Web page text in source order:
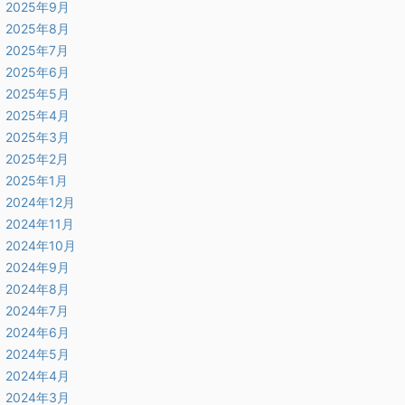
2025年9月
2025年8月
2025年7月
2025年6月
2025年5月
2025年4月
2025年3月
2025年2月
2025年1月
2024年12月
2024年11月
2024年10月
2024年9月
2024年8月
2024年7月
2024年6月
2024年5月
2024年4月
2024年3月